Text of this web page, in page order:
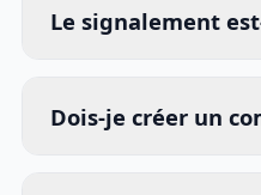
Le signalement
Dois-je créer un